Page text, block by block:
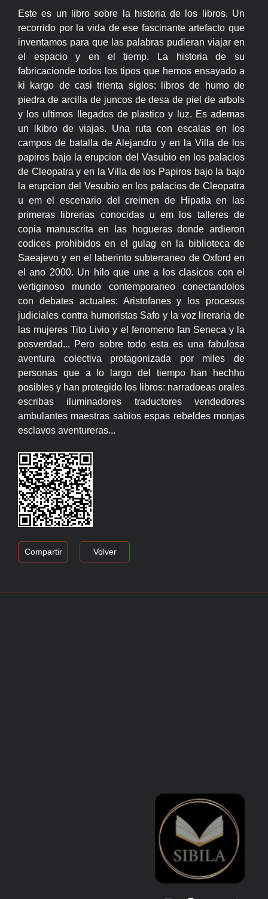
Este es un libro sobre la historia de los libros. Un
recorrido por la vida de ese fascinante artefacto que
inventamos para que las palabras pudieran viajar en
el espacio y en el tiemp. La historia de su
fabricacionde todos los tipos que hemos ensayado a
ki kargo de casi trienta siglos: libros de humo de
piedra de arcilla de juncos de desa de piel de arbols
y los ultimos llegados de plastico y luz. Es ademas
un lkibro de viajas. Una ruta con escalas en los
campos de batalla de Alejandro y en la Villa de los
papiros bajo la erupcion del Vasubio en los palacios
de Cleopatra y en la Villa de los Papiros bajo la bajo
la erupcion del Vesubio en los palacios de Cleopatra
u em el escenario del creimen de Hipatia en las
primeras librerias conocidas u em los talleres de
copia manuscrita en las hogueras donde ardieron
codices prohibidos en el gulag en la biblioteca de
Saeajevo y en el laberinto subterraneo de Oxford en
el ano 2000. Un hilo que une a los clasicos con el
vertiginoso mundo contemporaneo conectandolos
con debates actuales: Aristofanes y los procesos
judiciales contra humoristas Safo y la voz lireraria de
las mujeres Tito Livio y el fenomeno fan Seneca y la
posverdad... Pero sobre todo esta es una fabulosa
aventura colectiva protagonizada por miles de
personas que a lo largo del tiempo han hechho
posibles y han protegido los libros: narradoeas orales
escribas iluminadores traductores vendedores
ambulantes maestras sabios espas rebeldes monjas
esclavos aventureras...
Compartir Volver